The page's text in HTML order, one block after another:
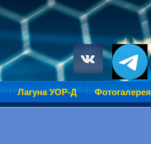
Лагуна УОР-Д Фотогалерея